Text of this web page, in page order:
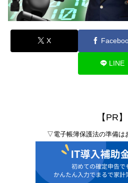
X
LINE
【PR】
▽電子帳簿保護法の準備は